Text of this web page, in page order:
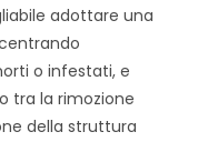
adottare una
o infestati, e
tra la rimozione
della struttura